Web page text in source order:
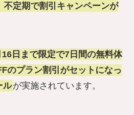
不定期で割引キャンペーンが
日まで限定で7日間の無料体
のプラン割引がセットになっ
ルが実施されています。